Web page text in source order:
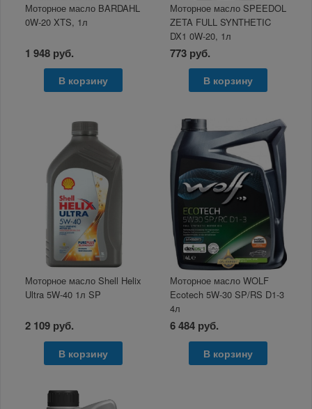
Моторное масло BARDAHL
0W-20 XTS, 1л
1 948 руб.
В корзину
Моторное масло SPEEDOL
ZETA FULL SYNTHETIC
DX1 0W-20, 1л
773 руб.
В корзину
Моторное масло Shell Helix
Ultra 5W-40 1л SP
2 109 руб.
В корзину
Моторное масло WOLF
Ecotech 5W-30 SP/RS D1-3
4л
6 484 руб.
В корзину